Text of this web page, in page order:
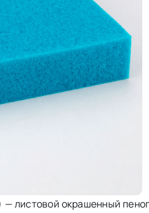
листовой окрашенный